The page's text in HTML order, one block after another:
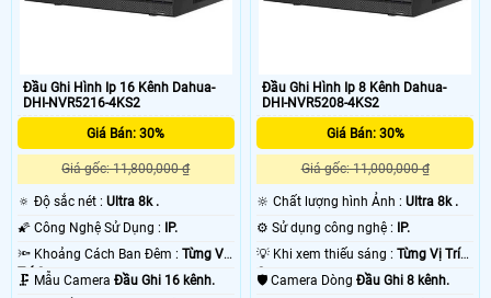
Đầu Ghi Hình Ip 16 Kênh Dahua-
DHI-NVR5216-4KS2
Giá Bán: 30%
Giá gốc: 11,800,000 ₫
🔅 Độ sắc nét : Ultra 8k .
🌠 Công Nghệ Sử Dụng :
IP.
🔦 Khoảng Cách Ban Đêm : Từng Vị
Trí Camera .
🗜️ Mẫu Camera Đầu Ghi 16 kênh.
Đầu Ghi Hình Ip 8 Kênh Dahua-
DHI-NVR5208-4KS2
Giá Bán: 30%
Giá gốc: 11,000,000 ₫
🔆 Chất lượng hình Ảnh :Ultra 8k .
⚙ Sử dụng công nghệ :
IP.
💡 Khi xem thiếu sáng :Từng Vị Trí
Camera .
🛡 Camera DòngĐầu Ghi 8 kênh.